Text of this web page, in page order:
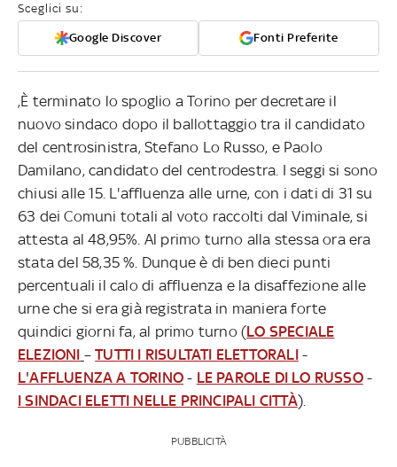
Sceglici su:
Google Discover Fonti Preferite
,È terminato lo spoglio a Torino per decretare il
nuovo sindaco dopo il ballottaggio tra il candidato
del centrosinistra, Stefano Lo Russo, e Paolo
Damilano, candidato del centrodestra. I seggi si sono
chiusi alle 15. L'affluenza alle urne, con i dati di 31 su
63 dei Comuni totali al voto raccolti dal Viminale, si
attesta al 48,95%. Al primo turno alla stessa ora era
stata del 58,35 %. Dunque è di ben dieci punti
percentuali il calo di affluenza e la disaffezione alle
urne che si era già registrata in maniera forte
quindici giorni fa, al primo turno (LO SPECIALE
ELEZIONI –TUTTI I RISULTATI ELETTORALI-
L'AFFLUENZA A TORINO - LE PAROLE DI LO RUSSO-
I SINDACI ELETTI NELLE PRINCIPALI CITTÀ).
PUBBLICITÀ